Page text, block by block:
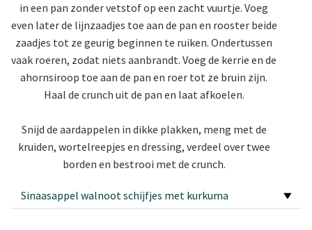
in een pan zonder vetstof op een zacht vuurtje. Voeg
even later de lijnzaadjes toe aan de pan en rooster beide
zaadjes tot ze geurig beginnen te ruiken. Ondertussen
vaak roeren, zodat niets aanbrandt. Voeg de kerrie en de
ahornsiroop toe aan de pan en roer tot ze bruin zijn.
Haal de crunch uit de pan en laat afkoelen.
Snijd de aardappelen in dikke plakken, meng met de
kruiden, wortelreepjes en dressing, verdeel over twee
borden en bestrooi met de crunch.
Sinaasappel walnoot schijfjes met kurkuma